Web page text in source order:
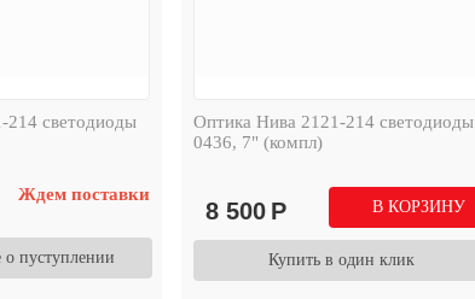
214 светодиоды
Ждем поставки
пуступлении
Оптика Нива 2121-214 светодиоды
0436, 7" (компл)
8 500 Р В КОРЗИНУ
Купить в один клик